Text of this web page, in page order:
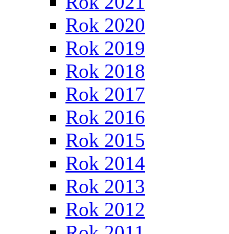
Rok 2020
Rok 2019
Rok 2018
Rok 2017
Rok 2016
Rok 2015
Rok 2014
Rok 2013
Rok 2012